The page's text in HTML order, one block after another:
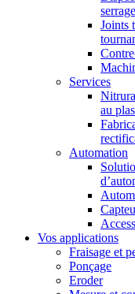
serrage
Joints
Services
au
Automation
Vos applications
Fraisage et
Ponçage
Eroder